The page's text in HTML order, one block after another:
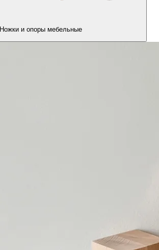
Ножки и опоры мебельные